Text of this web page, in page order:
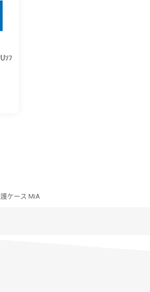
ｿﾌ
ケース MiA